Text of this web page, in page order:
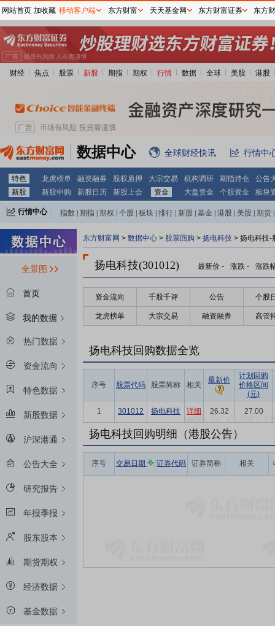
财经 焦点 股票 新股 期指 期权 行情 数据 全球 美股 港股
数据中心 全球财经快讯 行情中
特色 龙虎榜单 融资融券 股权质押 大宗交易 机构调研 期指持仓
公告
新股
新股申购 新股日历 新股上会 资金 大盘资金 个股资金 板块
行情中心 指数 期指 期权 个股 板块 排行 新股 基金 港股 美股 期货
全景图
首页
我的数据
热门数据
资金流向
特色数据
新股数据
沪深港通
公告大全
研究报告
年报季报
股东股本
期货期权
经济数据
基金数据
东方财富网 > 数据中心 > 股票回购 > 扬电科技 > 扬电科技-
扬电科技(301012) 最新价 - 涨跌 - 涨跌
资金流向 千股千评 公告 个股
龙虎榜单 大宗交易 融资融券 高管
扬电科技回购数据全览
序号 股票代码 股票简称 相关
最新价
计划回购
价格区间
(元)
1
301012 扬电科技 详细 26.32 27.00
扬电科技回购明细（港股公告）
序号 交易日期 证券代码 证券简称 相关
网站首页 加收藏 移动客户端 东方财富 天天基金网 东方财富证券 东方